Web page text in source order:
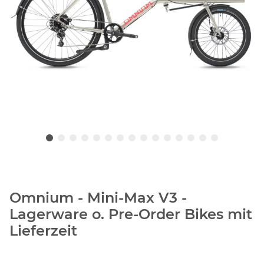
Omnium - Mini-Max V3 -
Lagerware o. Pre-Order Bikes mit
Lieferzeit